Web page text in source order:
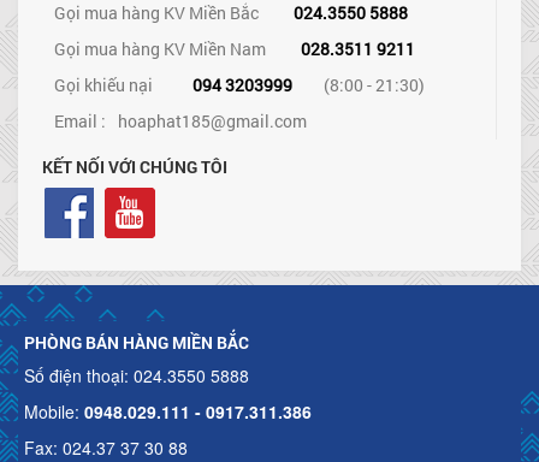
Gọi mua hàng KV Miền Bắc
024.3550 5888
Gọi mua hàng KV Miền Nam
028.3511 9211
Gọi khiếu nại
094 3203999
(8:00 - 21:30)
Email : hoaphat185@gmail.com
KẾT NỐI VỚI CHÚNG TÔI
PHÒNG BÁN HÀNG MIỀN BẮC
Số điện thoại: 024.3550 5888
Mobile: 0948.029.111 - 0917.311.386
Fax: 024.37 37 30 88